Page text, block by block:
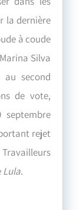
la dernière
à coude
Silva
au second
de vote,
rejet
Lula.